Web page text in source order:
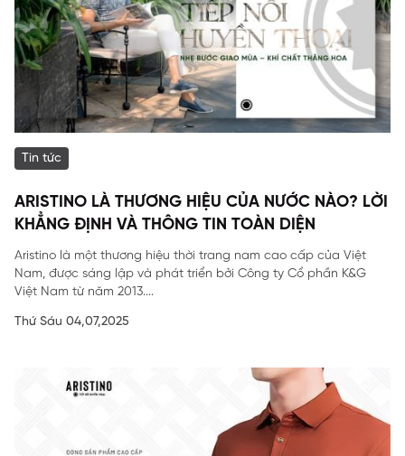
Tin tức
ARISTINO LÀ THƯƠNG HIỆU CỦA NƯỚC NÀO? LỜI
KHẲNG ĐỊNH VÀ THÔNG TIN TOÀN DIỆN
Aristino là một thương hiệu thời trang nam cao cấp của Việt
Nam, được sáng lập và phát triển bởi Công ty Cổ phần K&G
Việt Nam từ năm 2013....
Thứ Sáu 04,07,2025